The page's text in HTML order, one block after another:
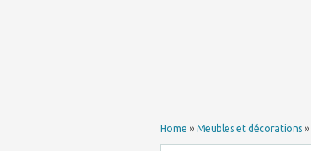
Home » Meubles et décorations »